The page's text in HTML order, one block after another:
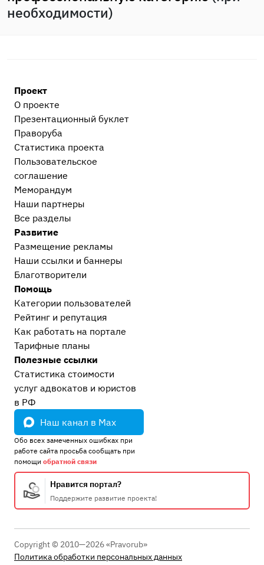
необходимости)
Проект
О проекте
Презентационный букл​ет
Праворуба
Статистика проекта
Пользовательское
соглашение
Меморандум
Наши партнеры
Все разделы
Развитие
Размещение рекламы
Наши ссылки и баннеры
Благотворители
Помощь
Категории пользователей
Рейтинг и репутация
Как работать на портале
Тарифные планы
Полезные ссылки
Статистика стоимости
услуг адвокатов и юристов
в РФ
Наш канал в Max
Обо всех замеченных ошибках при
работе сайта просьба сообщать при
помощи обратной связи
Нравится портал?
Поддержите развитие проекта!
Copyright © 2010—2026 «Pravorub»
Политика обработки персональных данных